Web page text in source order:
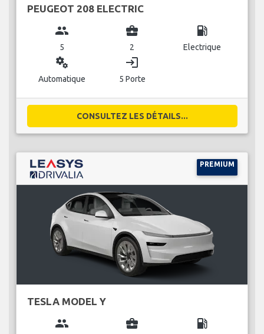
PEUGEOT 208 ELECTRIC
group
5
business_center
2
local_gas_station
Electrique
miscellaneous_services
Automatique
login
5 Porte
CONSULTEZ LES DÉTAILS...
PREMIUM
TESLA MODEL Y
group business_center local_gas_station